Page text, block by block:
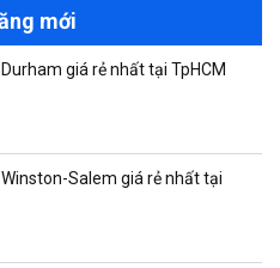
mới
giá rẻ nhất tại TpHCM
Salem giá rẻ nhất tại